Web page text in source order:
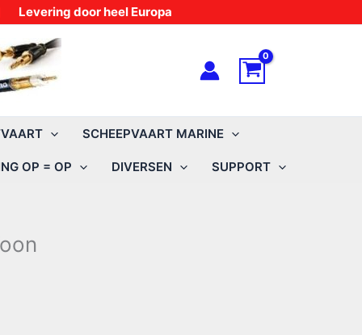
Levering door heel Europa
SCHEEPVAART MARINE
OP = OP DIVERSEN SUPPORT